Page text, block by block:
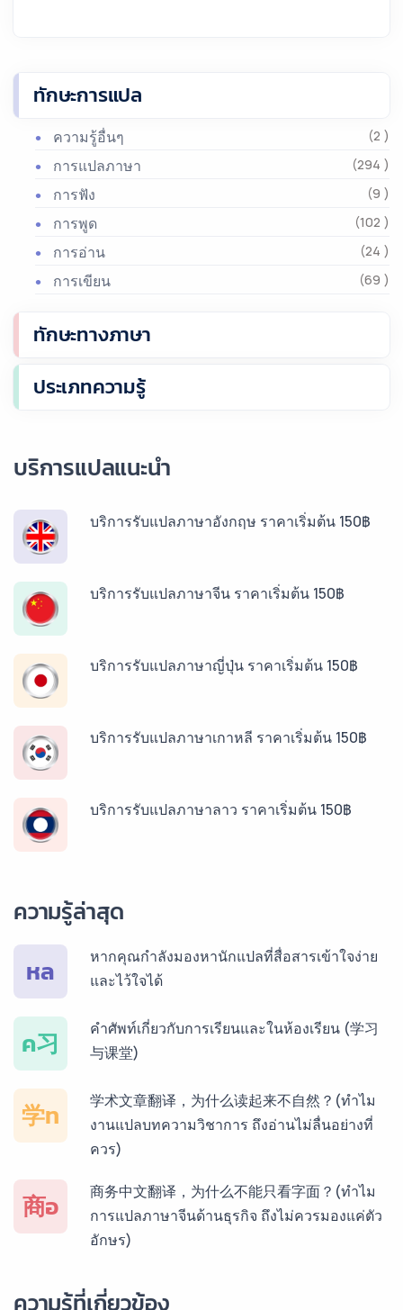
ทักษะการแปล
ความรู้อื่นๆ (2 )
การแปลภาษา (294 )
การฟัง (9 )
การพูด (102 )
การอ่าน (24 )
การเขียน (69 )
ทักษะทางภาษา
ประเภทความรู้
บริการแปลแนะนำ
บริการรับแปลภาษาอังกฤษ ราคาเริ่มต้น 150฿
บริการรับแปลภาษาจีน ราคาเริ่มต้น 150฿
บริการรับแปลภาษาญี่ปุ่น ราคาเริ่มต้น 150฿
บริการรับแปลภาษาเกาหลี ราคาเริ่มต้น 150฿
บริการรับแปลภาษาลาว ราคาเริ่มต้น 150฿
บริการรับแปลภาษากัมพูชา ราคาเริ่มต้น 150฿
บริการรับแปลภาษาเวียดนาม ราคาเริ่มต้น 150฿
บริการรับแปลภาษาฝรั่งเศส ราคาเริ่มต้น 150฿
บริการรับแปลภาษาเยอรมัน ราคาเริ่มต้น 150฿
ความรู้ล่าสุด
หล
หากคุณกำลังมองหานักแปลที่สื่อสารเข้าใจง่าย
และไว้ใจได้
ค习
คำศัพท์เกี่ยวกับการเรียนและในห้องเรียน (学习
与课堂)
学ท
学术文章翻译，为什么读起来不自然？(ทำไม
งานแปลบทความวิชาการ ถึงอ่านไม่ลื่นอย่างที่
ควร)
商อ
商务中文翻译，为什么不能只看字面？(ทำไม
การแปลภาษาจีนด้านธุรกิจ ถึงไม่ควรมองแค่ตัว
อักษร)
ความรู้ที่เกี่ยวข้อง